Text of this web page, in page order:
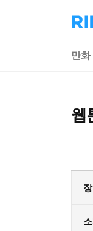
리
디
으
만화
웹